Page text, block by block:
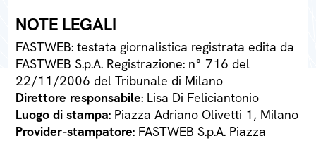
NOTE LEGALI
FASTWEB: testata giornalistica registrata edita da
FASTWEB S.p.A. Registrazione: n° 716 del
22/11/2006 del Tribunale di Milano
Direttore responsabile: Lisa Di Feliciantonio
Luogo di stampa: Piazza Adriano Olivetti 1, Milano
Provider-stampatore: FASTWEB S.p.A. Piazza